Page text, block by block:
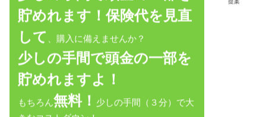
貯めれます！ 保険代を見直
して
、購入に備えませんか？
少しの手間で頭金の一部を
貯めれますよ！
無料！
少しの手間（３分）で大
きなコストダウン！